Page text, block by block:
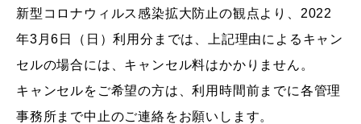
新型コロナウィルス感染拡大防止の観点より、2022
年3月6日（日）利用分までは、上記理由によるキャン
セルの場合には、キャンセル料はかかりません。
キャンセルをご希望の方は、利用時間前までに各管理
事務所まで中止のご連絡をお願いします。